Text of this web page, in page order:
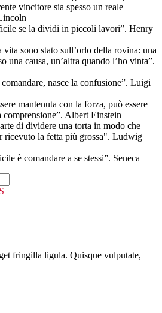
vincitore sia spesso un reale
se la dividi in piccoli lavori”. Henry
vita sono stato sull’orlo della rovina: una
una causa, un’altra quando l’ho vinta”.
nasce la confusione”. Luigi
mantenuta con la forza, può essere
comprensione”. Albert Einstein
di dividere una torta in modo che
ricevuto la fetta più grossa". Ludwig
è comandare a se stessi”. Seneca
fringilla ligula. Quisque vulputate,